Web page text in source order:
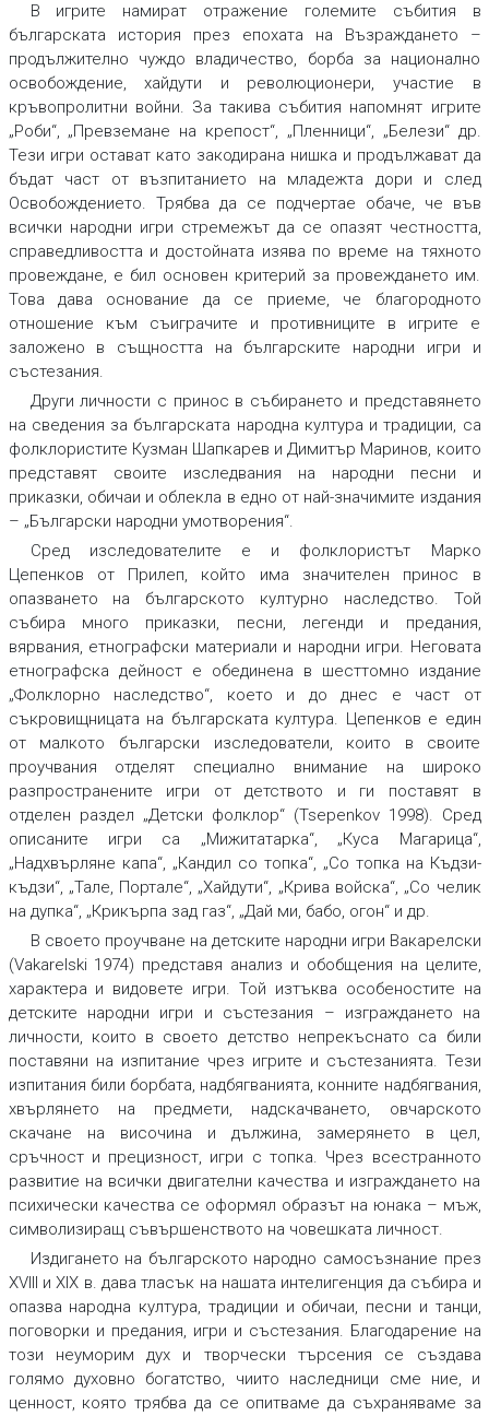
В игрите намират отражение големите събития в
българската история през епохата на Възраждането –
продължително чуждо владичество, борба за национално
освобождение, хайдути и революционери, участие в
кръвопролитни войни. За такива събития напомнят игрите
„Роби“, „Превземане на крепост“, „Пленници“, „Белези“ др.
Тези игри остават като закодирана нишка и продължават да
бъдат част от възпитанието на младежта дори и след
Освобождението. Трябва да се подчертае обаче, че във
всички народни игри стремежът да се опазят честността,
справедливостта и достойната изява по време на тяхното
провеждане, е бил основен критерий за провеждането им.
Това дава основание да се приеме, че благородното
отношение към съиграчите и противниците в игрите е
заложено в същността на българските народни игри и
състезания.
Други личности с принос в събирането и представянето
на сведения за българската народна култура и традиции, са
фолклористите Кузман Шапкарев и Димитър Маринов, които
представят своите изследвания на народни песни и
приказки, обичаи и облекла в едно от най-значимите издания
– „Български народни умотворения“.
Сред изследователите е и фолклористът Марко
Цепенков от Прилеп, който има значителен принос в
опазването на българското културно наследство. Той
събира много приказки, песни, легенди и предания,
вярвания, етнографски материали и народни игри. Неговата
етнографска дейност е обединена в шесттомно издание
„Фолклорно наследство“, което и до днес е част от
съкровищницата на българската култура. Цепенков е един
от малкото български изследователи, които в своите
проучвания отделят специално внимание на широко
разпространените игри от детството и ги поставят в
отделен раздел „Детски фолклор“ (Tsepenkov 1998). Сред
описаните игри са „Мижитатарка“, „Куса Магарица“,
„Надхвърляне капа“, „Кандил со топка“, „Со топка на Къдзи-
къдзи“, „Тале, Портале“, „Хайдути“, „Крива войска“, „Со челик
на дупка“, „Крикърпа зад газ“, „Дай ми, бабо, огон“ и др.
В своето проучване на детските народни игри Вакарелски
(Vakarelski 1974) представя анализ и обобщения на целите,
характера и видовете игри. Той изтъква особеностите на
детските народни игри и състезания – изграждането на
личности, които в своето детство непрекъснато са били
поставяни на изпитание чрез игрите и състезанията. Тези
изпитания били борбата, надбягванията, конните надбягвания,
хвърлянето на предмети, надскачването, овчарското
скачане на височина и дължина, замерянето в цел,
сръчност и прецизност, игри с топка. Чрез всестранното
развитие на всички двигателни качества и изграждането на
психически качества се оформял образът на юнака – мъж,
символизиращ съвършенството на човешката личност.
Издигането на българското народно самосъзнание през
ХVІІІ и ХІХ в. дава тласък на нашата интелигенция да събира и
опазва народна култура, традиции и обичаи, песни и танци,
поговорки и предания, игри и състезания. Благодарение на
този неуморим дух и творчески търсения се създава
голямо духовно богатство, чиито наследници сме ние, и
ценност, която трябва да се опитваме да съхраняваме за